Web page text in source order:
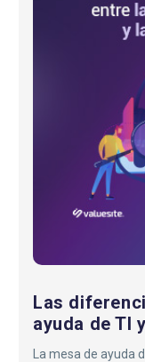
Las
ayuda de TI
La mesa de ayuda